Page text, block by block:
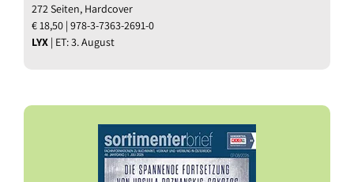
272 Seiten, Hardcover
€ 18,50 | 978-3-7363-2691-0
LYX | ET: 3. August